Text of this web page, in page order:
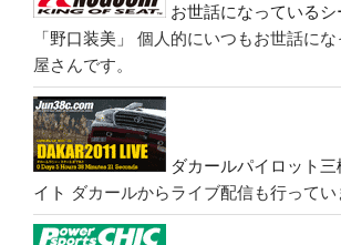
お世話になっている
「野口装美」
個人的にいつもお世話にな
屋さんです。
ダカールパイロット
イト ダカールからライブ配信も行ってい